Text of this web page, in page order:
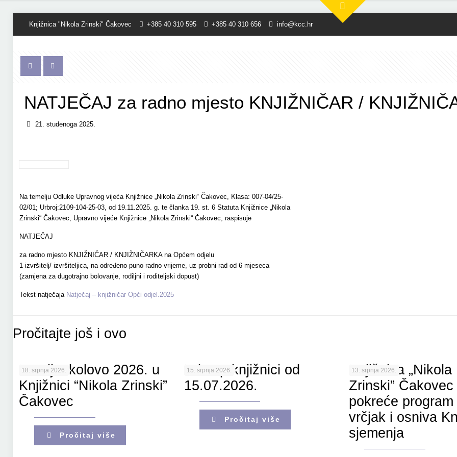
Knjižnica "Nikola Zrinski" Čakovec +385 40 310 595 +385 40 310 656 info@kcc.hr
NATJEČAJ za radno mjesto KNJIŽNIČAR /
21. studenoga 2025.
Na temelju Odluke Upravnog vijeća Knjižnice „Nikola Zrinski“ Čakovec, Klasa: 007-04/25-
02/01; Urbroj:2109-104-25-03, od 19.11.2025. g. te članka 19. st. 6 Statuta Knjižnice „Nikola
Zrinski“ Čakovec, Upravno vijeće Knjižnice „Nikola Zrinski“ Čakovec, raspisuje
NATJEČAJ
za radno mjesto KNJIŽNIČAR / KNJIŽNIČARKA na Općem odjelu
1 izvršitelj/ izvršiteljica, na određeno puno radno vrijeme, uz probni rad od 6 mjeseca
(zamjena za dugotrajno bolovanje, rodiljni i roditeljski dopust)
Tekst natječaja Natječaj – knjižničar Opći odjel.2025
Pročitajte još i ovo
18. srpnja 2026.
Porcijunkolovo 2026. u
Knjižnici “Nikola Zrinski”
Čakovec
Pročitaj više
15. srpnja 2026.
Pristup knjižnici od
15.07.2026.
Pročitaj više
13. srpnja 2026.
Knjižnica „Nikola
Zrinski” Čakovec
pokreće
vrčjak i osniva
sjemenja